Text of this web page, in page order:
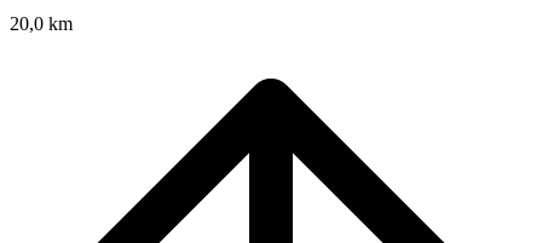
20,0 km